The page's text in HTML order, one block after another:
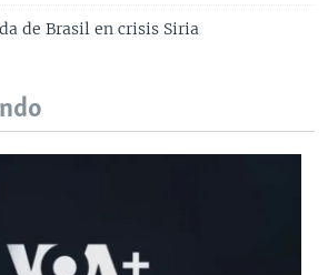
de Brasil en crisis Siria